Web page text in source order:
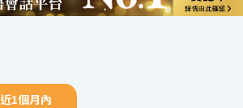
近1個月內